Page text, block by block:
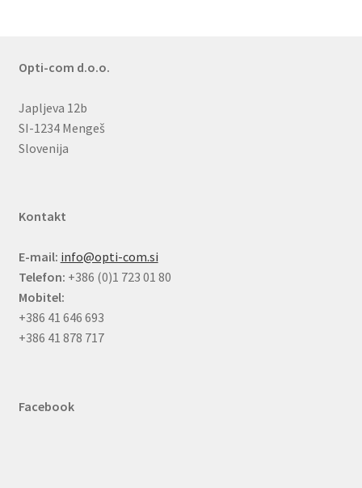
Opti-com d.o.o.
Japljeva 12b
SI-1234 Mengeš
Slovenija
Kontakt
E-mail: info@opti-com.si
Telefon: +386 (0)1 723 01 80
Mobitel:
+386 41 646 693
+386 41 878 717
Facebook